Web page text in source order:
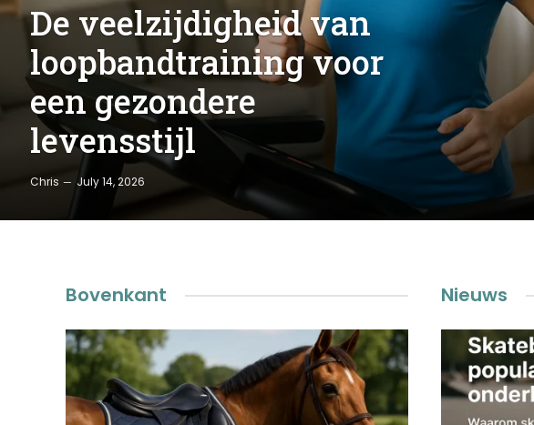
De veelzijdigheid van
loopbandtraining voor
een gezondere
levensstijl
Chris July 14, 2026
Bovenkant Nieuws